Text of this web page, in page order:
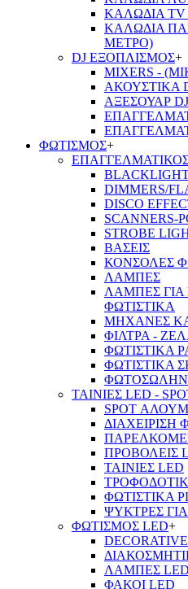
ΚΑΛΩΔΙΑ TV
ΚΑΛΩΔΙΑ
ΜΕΤΡΟ)
DJ ΕΞΟΠΛΙΣΜΟΣ+
MIXERS -
ΑΚΟΥΣΤΙΚΑ
ΑΞΕΣΟΥΑΡ DJ
ΦΩΤΙΣΜΟΣ+
DIMMERS/
DISCO
STROBE
ΒΑΣΕΙΣ
ΚΟΝΣΟΛΕΣ
ΛΑΜΠΕΣ
ΛΑΜΠΕΣ
ΦΩΤΙΣΤΙΚΑ
ΜΗΧΑΝΕΣ
ΦΙΛΤΡΑ -
ΦΩΤΙΣΤΙΚΑ
ΦΩΤΙΣΤΙΚΑ
ΤΑΙΝΙΕΣ LED -
SPOT
ΔΙΑΧΕΙΡΙΣΗ
ΠΡΟΒΟΛΕΙΣ
ΤΑΙΝΙΕΣ LED
ΦΩΤΙΣΤΙΚΑ
ΨΥΚΤΡΕΣ ΓΙΑ
ΦΩΤΙΣΜΟΣ LED+
ΛΑΜΠΕΣ LED
ΦΑΚΟΙ LED